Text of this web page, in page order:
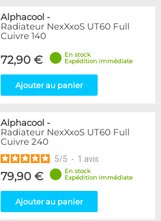
Alphacool -
Radiateur NexXxoS UT60 Full
Cuivre 140
72,90 €
En stock
Expédition immédiate
Ajouter au panier
Alphacool -
Radiateur NexXxoS UT60 Full
Cuivre 240
5/5 - 1 avis
79,90 €
En stock
Expédition immédiate
Ajouter au panier